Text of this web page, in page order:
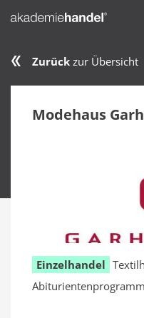
Zurück zur Übersicht
Modehaus
Einzelhandel